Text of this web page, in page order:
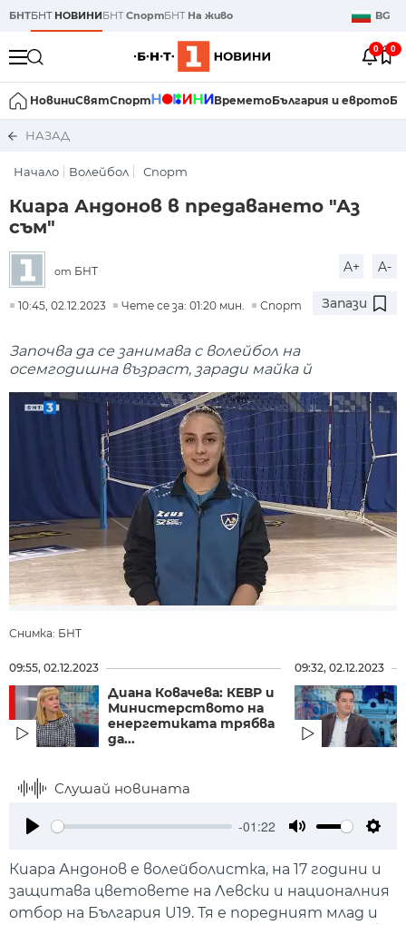
БНТБНТ НОВИНИБНТСпортБНТ На живо BG
0 0
НовиниСвятСпорт ВреметоБългария и еврото
НАЗАД
Начало Волейбол Спорт
Киара Андонов в предаването "Аз
съм"
от БНТ A+ A-
10:45, 02.12.2023 Чете се за: 01:20 мин. Спорт Запази
Започва да се занимава с волейбол на
осемгодишна възраст, заради майка й
Снимка: БНТ
09:55, 02.12.2023
Диана Ковачева: КЕВР и
Министерството на
енергетиката трябва
да...
09:32, 02.12.2023
Слушай новината
-01:22
Киара Андонов е волейболистка, на 17 години и
защитава цветовете на Левски и националния
отбор на България U19. Тя е поредният млад и